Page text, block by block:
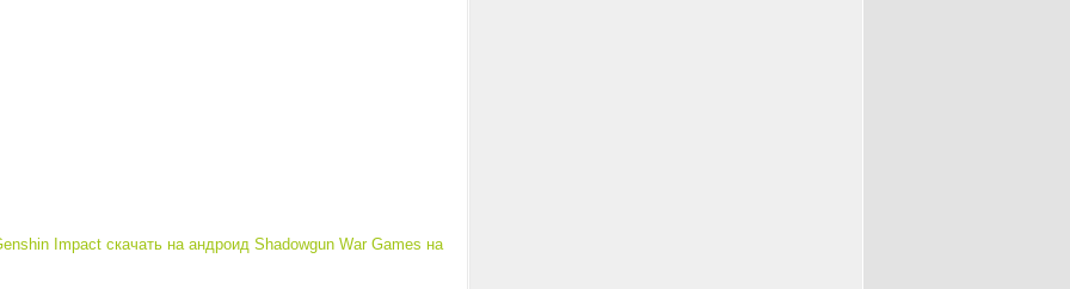
Impact скачать на андроид Shadowgun War Games на